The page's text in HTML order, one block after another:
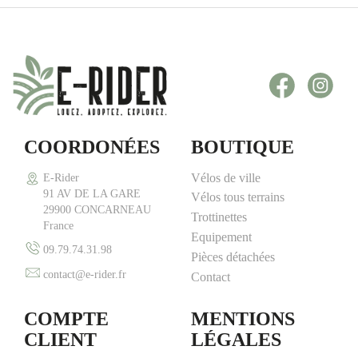
Facebook
COORDONÉES
E-Rider
91 AV DE LA GARE
29900 CONCARNEAU
France
09.79.74.31.98
contact@e-rider.fr
BOUTIQUE
Vélos de ville
Vélos tous terrains
Trottinettes
Equipement
Pièces détachées
Contact
COMPTE
CLIENT
MENTIONS
LÉGALES